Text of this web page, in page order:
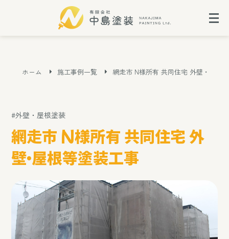
ホーム 施工事例一覧 網走市 N様所有 共同住宅 外壁・屋根
#外壁・屋根塗装
網走市 N様所有 共同住宅 外
壁・屋根等塗装工事